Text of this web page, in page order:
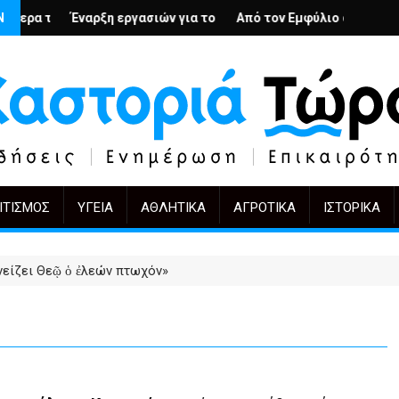
– Ο Άρμιν Βέγκνερ απέναντι στη λήθη
για το Κέντρο Ημέρας Ολικής Φροντίδας στην Καστοριά
Από τον Εμφύλιο στην Πόλωση: το ίδιο έργο,
KIFF 51: Η εικόνα
ΥΓΕΊΑ ΑΘΛΗΤΙΚΆ ΑΓΡΟΤΙΚΆ ΙΣΤΟΡΙΚΆ
Θεῷ ὁ ἐλεών πτωχόν»